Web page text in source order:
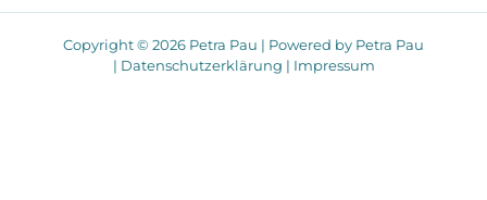
Copyright © 2026 Petra Pau | Powered by Petra Pau
| Datenschutzerklärung | Impressum